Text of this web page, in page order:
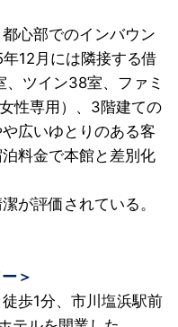
心部でのインバウン
年12月には隣接する借
ツイン38室、ファミ
性専用）、3階建ての
広いゆとりのある客
料金で本館と差別化
が評価されている。
＞
1分、市川塩浜駅前